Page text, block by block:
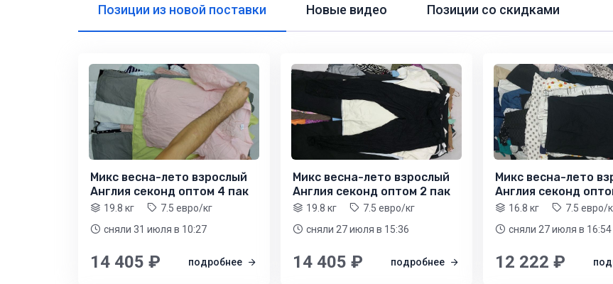
Позиции из новой поставки Новые видео Позиции со скидками
Микс весна-лето взрослый
Англия секонд оптом 4 пак
19.8 кг
7.5 евро/кг
сняли 31 июля в 10:27
14 405 ₽ подробнее
Микс весна-лето взрослый
Англия секонд оптом 2 пак
19.8 кг
7.5 евро/кг
сняли 27 июля в 15:36
14 405 ₽ подробнее
Микс весна-лето
Англия секонд
16.8 кг
7.5 евро/
сняли 27 июля в 16:54
12 222 ₽